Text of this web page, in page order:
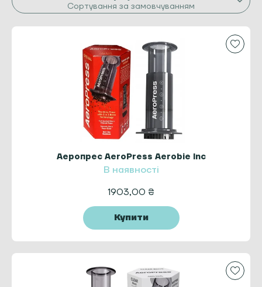
Сортування за замовчуванням
Аеропрес AeroPress Aerobie Inc
В наявності
1903,00 ₴
Купити